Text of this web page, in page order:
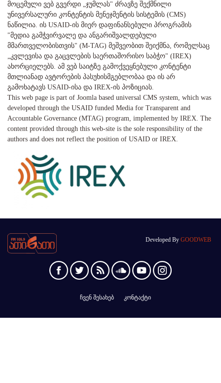
მოცემული ვებ გვერდი „ჯუმლას" ძრავზე შექმნილი
უნივერსალური კონტენტის მენეჯმენტის სისტემის (CMS)
ნაწილია. ის USAID-ის მიერ დაფინანსებული პროგრამის
"მედია გამჭვირვალე და ანგარიშვალდებული
მმართველობისთვის" (M-TAG) მეშვეობით შეიქმნა, რომელსაც
„კვლევისა და გაცვლების საერთაშორისო საბჭო" (IREX)
ახორციელებს. ამ ვებ საიტზე გამოქვეყნებული კონტენტი
მთლიანად ავტორების პასუხისმგებლობაა და ის არ
გამოხატავს USAID-ისა და IREX-ის პოზიციას.
This web page is part of Joomla based universal CMS system, which was
developed through the USAID funded Media for Transparent and
Accountable Governance (MTAG) program, implemented by IREX. The
content provided through this web-site is the sole responsibility of the
authors and does not reflect the position of USAID or IREX.
Developed By GOODWEB
ჩვენ შესახებ კონტაქტი